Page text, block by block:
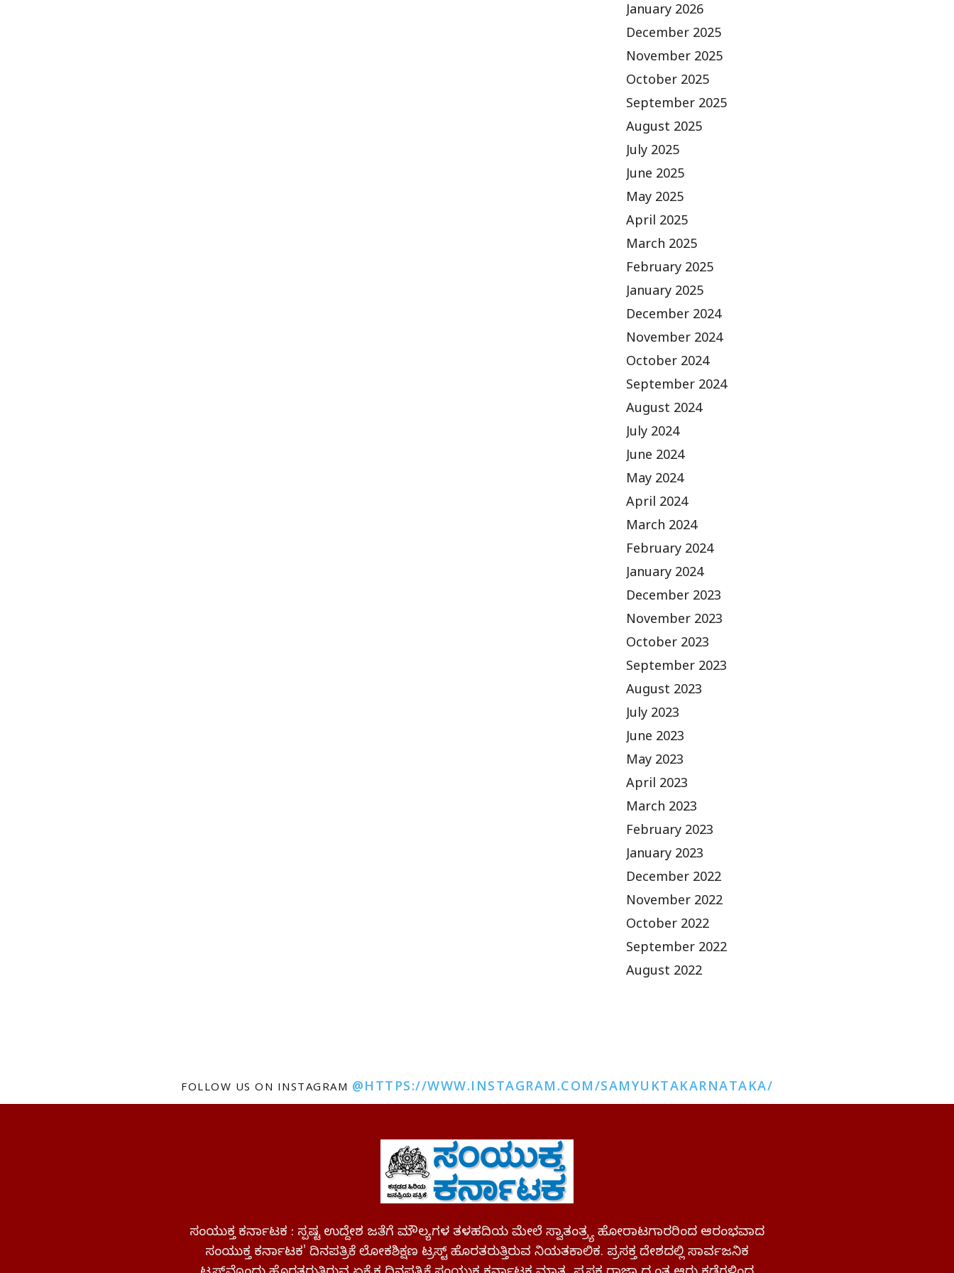
January 2026
December 2025
November 2025
October 2025
September 2025
August 2025
July 2025
June 2025
May 2025
April 2025
March 2025
February 2025
January 2025
December 2024
November 2024
October 2024
September 2024
August 2024
July 2024
June 2024
May 2024
April 2024
March 2024
February 2024
January 2024
December 2023
November 2023
October 2023
September 2023
August 2023
July 2023
June 2023
May 2023
April 2023
March 2023
February 2023
January 2023
December 2022
November 2022
October 2022
September 2022
August 2022
FOLLOW US ON INSTAGRAM @HTTPS://WWW.INSTAGRAM.COM/SAMYUKTAKARNATAKA/
ಸಂಯುಕ್ತ ಕರ್ನಾಟಕ : ಸ್ಪಷ್ಟ ಉದ್ದೇಶ ಜತೆಗೆ ಮೌಲ್ಯಗಳ ತಳಹದಿಯ ಮೇಲೆ ಸ್ವಾತಂತ್ರ್ಯ ಹೋರಾಟಗಾರರಿಂದ ಆರಂಭವಾದ
ಸಂಯುಕ್ತ ಕರ್ನಾಟಕ' ದಿನಪತ್ರಿಕೆ ಲೋಕಶಿಕ್ಷಣ ಟ್ರಸ್ಟ್ ಹೊರತರುತ್ತಿರುವ ನಿಯತಕಾಲಿಕ. ಪ್ರಸಕ್ತ ದೇಶದಲ್ಲಿ ಸಾರ್ವಜನಿಕ